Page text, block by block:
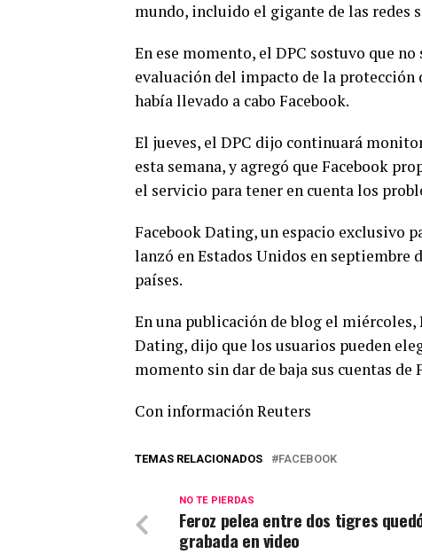
mundo, incluido el gigante de las redes
En ese momento, el DPC sostuvo que
evaluación del impacto de la protección
había llevado a cabo Facebook.
El jueves, el DPC dijo continuará
esta semana, y agregó que Facebook
el servicio para tener en cuenta los
Facebook Dating, un espacio exclusivo
lanzó en Estados Unidos en septiembre
países.
En una publicación de blog el
Dating, dijo que los usuarios pueden
momento sin dar de baja sus cuentas de
Con información Reuters
TEMAS RELACIONADOS FACEBOOK
NO TE PIERDAS
Feroz pelea entre dos tigres
grabada en video